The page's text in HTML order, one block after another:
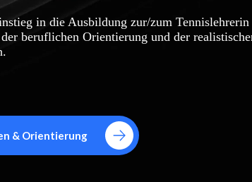
in die Ausbildung zur/zum
beruflichen Orientierung und der
& Orientierung